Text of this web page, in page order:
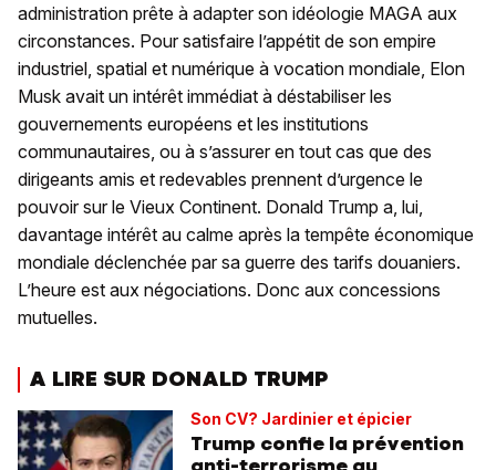
administration prête à adapter son idéologie MAGA aux
circonstances. Pour satisfaire l’appétit de son empire
industriel, spatial et numérique à vocation mondiale, Elon
Musk avait un intérêt immédiat à déstabiliser les
gouvernements européens et les institutions
communautaires, ou à s’assurer en tout cas que des
dirigeants amis et redevables prennent d’urgence le
pouvoir sur le Vieux Continent. Donald Trump a, lui,
davantage intérêt au calme après la tempête économique
mondiale déclenchée par sa guerre des tarifs douaniers.
L’heure est aux négociations. Donc aux concessions
mutuelles.
A LIRE SUR DONALD TRUMP
Son CV? Jardinier et épicier
Trump confie la prévention